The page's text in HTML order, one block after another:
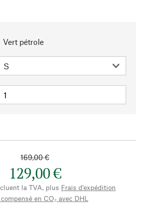
Vert pétrole
169,00 €
129,00 €
la TVA, plus Frais d'expédition
en CO₂ avec DHL